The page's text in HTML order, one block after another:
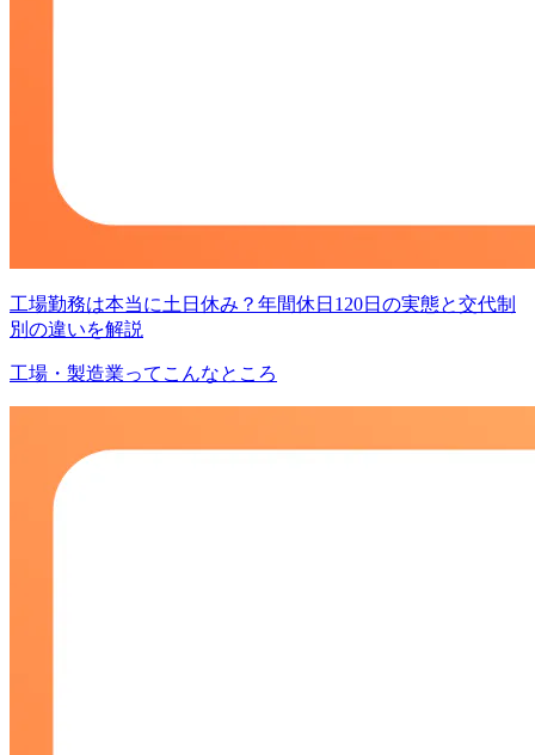
工場勤務は本当に土日休み？年間休日120日の実態と交代制
別の違いを解説
工場・製造業ってこんなところ